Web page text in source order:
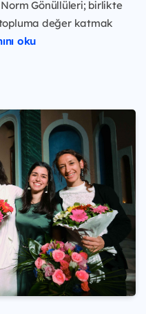
Norm Gönüllüleri; birlikte
değer katmak
oku